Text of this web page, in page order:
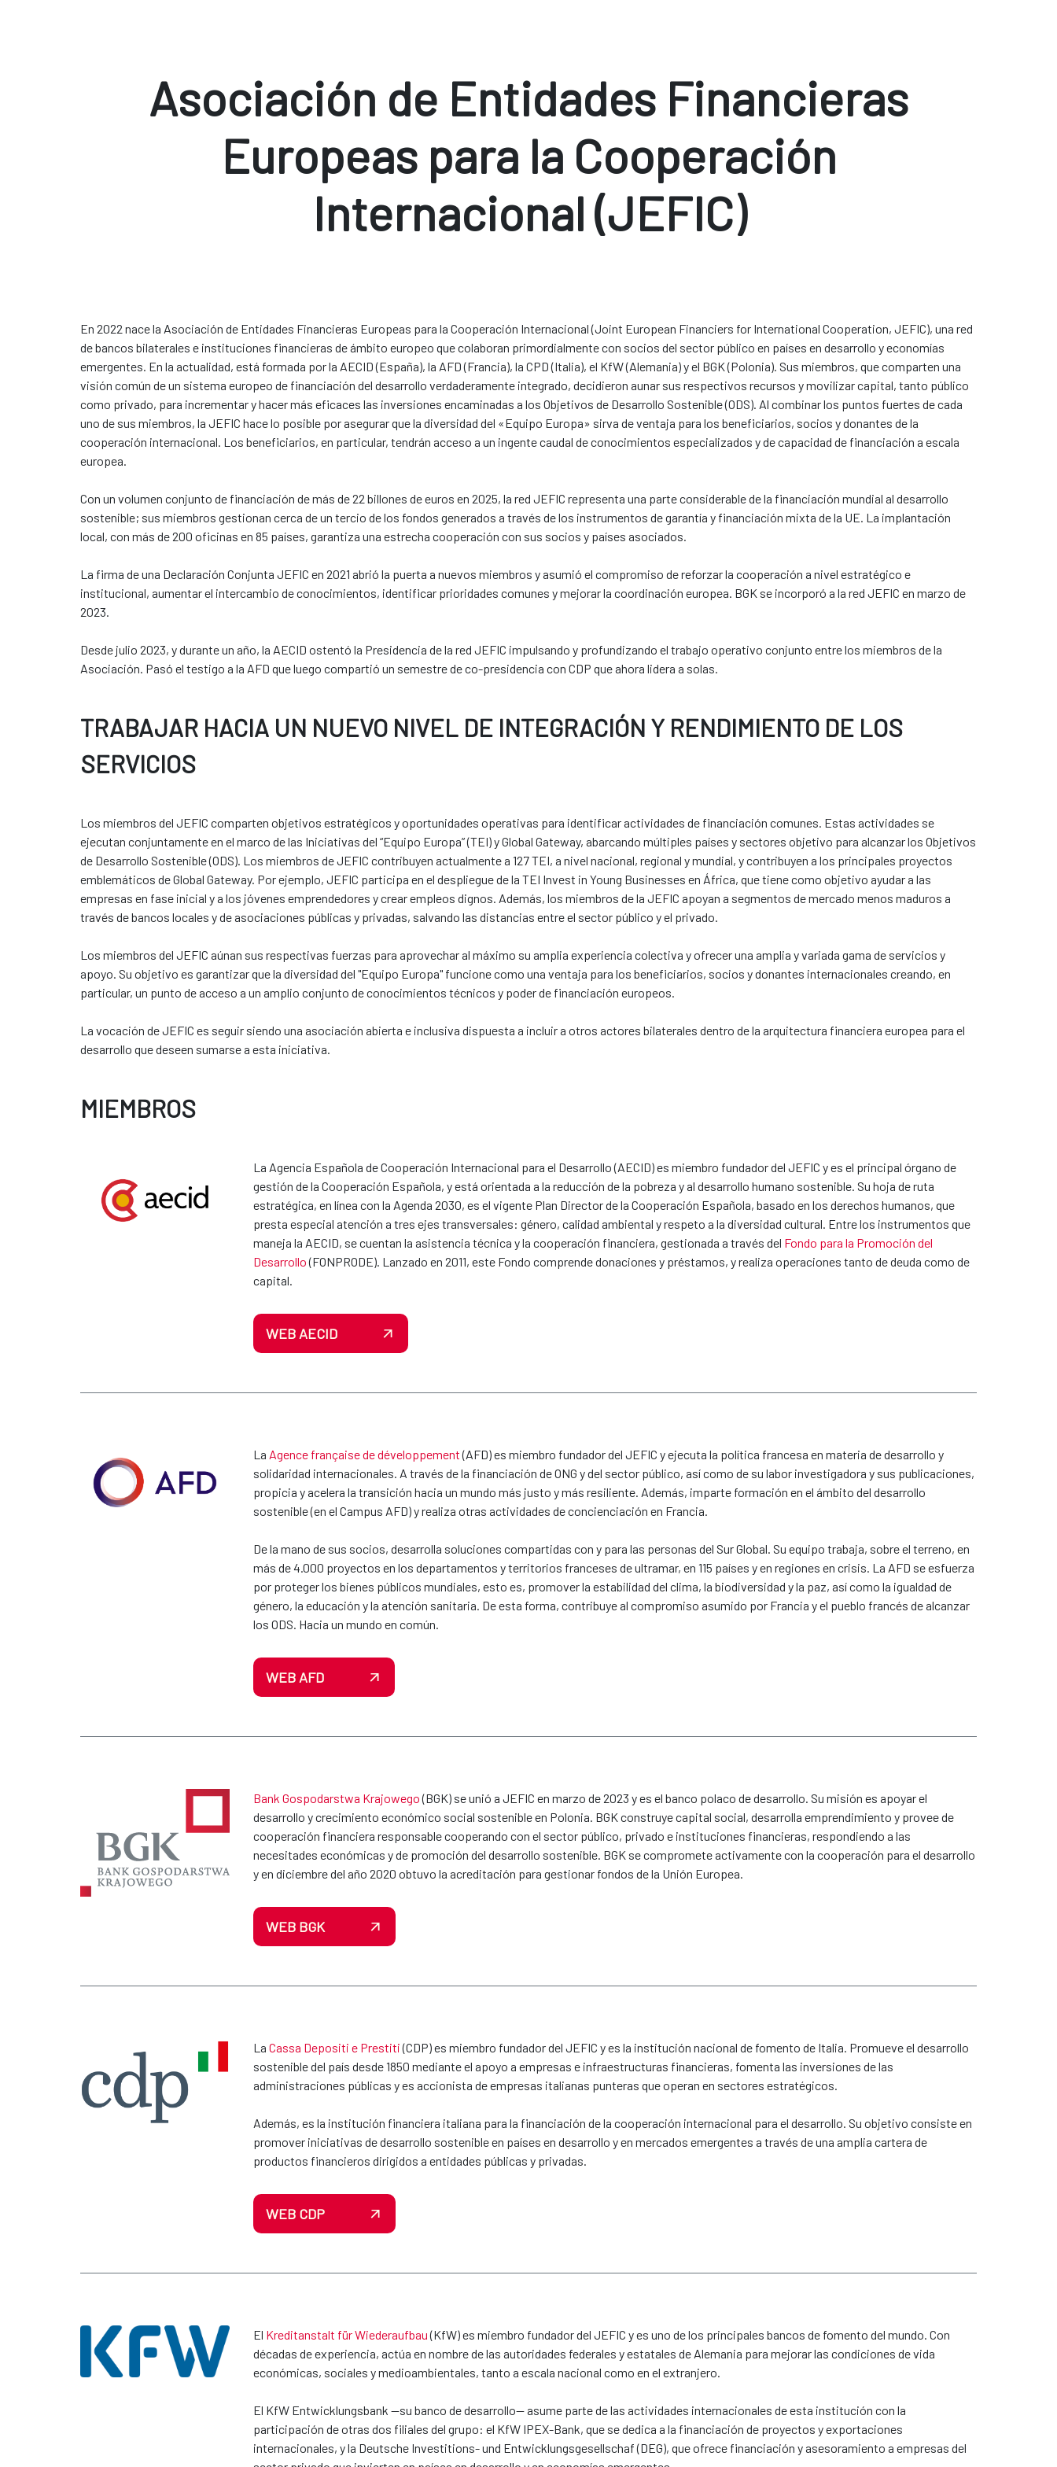
Asociación de Entidades Financieras
Europeas para la Cooperación
Internacional (JEFIC)
En 2022 nace la Asociación de Entidades Financieras Europeas para la Cooperación Internacional (Joint European Financiers for International Cooperation, JEFIC), una red
de bancos bilaterales e instituciones financieras de ámbito europeo que colaboran primordialmente con socios del sector público en países en desarrollo y economías
emergentes. En la actualidad, está formada por la AECID (España), la AFD (Francia), la CPD (Italia), el KfW (Alemania) y el BGK (Polonia). Sus miembros, que comparten una
visión común de un sistema europeo de financiación del desarrollo verdaderamente integrado, decidieron aunar sus respectivos recursos y movilizar capital, tanto público
como privado, para incrementar y hacer más eficaces las inversiones encaminadas a los Objetivos de Desarrollo Sostenible (ODS). Al combinar los puntos fuertes de cada
uno de sus miembros, la JEFIC hace lo posible por asegurar que la diversidad del «Equipo Europa» sirva de ventaja para los beneficiarios, socios y donantes de la
cooperación internacional. Los beneficiarios, en particular, tendrán acceso a un ingente caudal de conocimientos especializados y de capacidad de financiación a escala
europea.
Con un volumen conjunto de financiación de más de 22 billones de euros en 2025, la red JEFIC representa una parte considerable de la financiación mundial al desarrollo
sostenible; sus miembros gestionan cerca de un tercio de los fondos generados a través de los instrumentos de garantía y financiación mixta de la UE. La implantación
local, con más de 200 oficinas en 85 países, garantiza una estrecha cooperación con sus socios y países asociados.
La firma de una Declaración Conjunta JEFIC en 2021 abrió la puerta a nuevos miembros y asumió el compromiso de reforzar la cooperación a nivel estratégico e
institucional, aumentar el intercambio de conocimientos, identificar prioridades comunes y mejorar la coordinación europea. BGK se incorporó a la red JEFIC en marzo de
2023.
Desde julio 2023, y durante un año, la AECID ostentó la Presidencia de la red JEFIC impulsando y profundizando el trabajo operativo conjunto entre los miembros de la
Asociación. Pasó el testigo a la AFD que luego compartió un semestre de co-presidencia con CDP que ahora lidera a solas.
TRABAJAR HACIA UN NUEVO NIVEL DE INTEGRACIÓN Y RENDIMIENTO DE LOS
SERVICIOS
Los miembros del JEFIC comparten objetivos estratégicos y oportunidades operativas para identificar actividades de financiación comunes. Estas actividades se
ejecutan conjuntamente en el marco de las Iniciativas del “Equipo Europa” (TEI) y Global Gateway, abarcando múltiples países y sectores objetivo para alcanzar los Objetivos
de Desarrollo Sostenible (ODS). Los miembros de JEFIC contribuyen actualmente a 127 TEI, a nivel nacional, regional y mundial, y contribuyen a los principales proyectos
emblemáticos de Global Gateway. Por ejemplo, JEFIC participa en el despliegue de la TEI Invest in Young Businesses en África, que tiene como objetivo ayudar a las
empresas en fase inicial y a los jóvenes emprendedores y crear empleos dignos. Además, los miembros de la JEFIC apoyan a segmentos de mercado menos maduros a
través de bancos locales y de asociaciones públicas y privadas, salvando las distancias entre el sector público y el privado.
Los miembros del JEFIC aúnan sus respectivas fuerzas para aprovechar al máximo su amplia experiencia colectiva y ofrecer una amplia y variada gama de servicios y
apoyo. Su objetivo es garantizar que la diversidad del "Equipo Europa" funcione como una ventaja para los beneficiarios, socios y donantes internacionales creando, en
particular, un punto de acceso a un amplio conjunto de conocimientos técnicos y poder de financiación europeos.
La vocación de JEFIC es seguir siendo una asociación abierta e inclusiva dispuesta a incluir a otros actores bilaterales dentro de la arquitectura financiera europea para el
desarrollo que deseen sumarse a esta iniciativa.
MIEMBROS
La Agencia Española de Cooperación Internacional para el Desarrollo (AECID) es miembro fundador del JEFIC y es el principal órgano de
gestión de la Cooperación Española, y está orientada a la reducción de la pobreza y al desarrollo humano sostenible. Su hoja de ruta
estratégica, en línea con la Agenda 2030, es el vigente Plan Director de la Cooperación Española, basado en los derechos humanos, que
presta especial atención a tres ejes transversales: género, calidad ambiental y respeto a la diversidad cultural. Entre los instrumentos que
maneja la AECID, se cuentan la asistencia técnica y la cooperación financiera, gestionada a través del Fondo para la Promoción del
Desarrollo(FONPRODE). Lanzado en 2011, este Fondo comprende donaciones y préstamos, y realiza operaciones tanto de deuda como de
capital.
WEB AECID
La Agence française de développement(AFD) es miembro fundador del JEFIC y ejecuta la política francesa en materia de desarrollo y
solidaridad internacionales. A través de la financiación de ONG y del sector público, así como de su labor investigadora y sus publicaciones,
propicia y acelera la transición hacia un mundo más justo y más resiliente. Además, imparte formación en el ámbito del desarrollo
sostenible (en el Campus AFD) y realiza otras actividades de concienciación en Francia.
De la mano de sus socios, desarrolla soluciones compartidas con y para las personas del Sur Global. Su equipo trabaja, sobre el terreno, en
más de 4.000 proyectos en los departamentos y territorios franceses de ultramar, en 115 países y en regiones en crisis. La AFD se esfuerza
por proteger los bienes públicos mundiales, esto es, promover la estabilidad del clima, la biodiversidad y la paz, así como la igualdad de
género, la educación y la atención sanitaria. De esta forma, contribuye al compromiso asumido por Francia y el pueblo francés de alcanzar
los ODS. Hacia un mundo en común.
WEB AFD
Bank Gospodarstwa Krajowego(BGK) se unió a JEFIC en marzo de 2023 y es el banco polaco de desarrollo. Su misión es apoyar el
desarrollo y crecimiento económico social sostenible en Polonia. BGK construye capital social, desarrolla emprendimiento y provee de
cooperación financiera responsable cooperando con el sector público, privado e instituciones financieras, respondiendo a las
necesitades económicas y de promoción del desarrollo sostenible. BGK se compromete activamente con la cooperación para el desarrollo
y en diciembre del año 2020 obtuvo la acreditación para gestionar fondos de la Unión Europea.
WEB BGK
La Cassa Depositi e Prestiti(CDP) es miembro fundador del JEFIC y es la institución nacional de fomento de Italia. Promueve el desarrollo
sostenible del país desde 1850 mediante el apoyo a empresas e infraestructuras financieras, fomenta las inversiones de las
administraciones públicas y es accionista de empresas italianas punteras que operan en sectores estratégicos.
Además, es la institución financiera italiana para la financiación de la cooperación internacional para el desarrollo. Su objetivo consiste en
promover iniciativas de desarrollo sostenible en países en desarrollo y en mercados emergentes a través de una amplia cartera de
productos financieros dirigidos a entidades públicas y privadas.
WEB CDP
El Kreditanstalt für Wiederaufbau(KfW) es miembro fundador del JEFIC y es uno de los principales bancos de fomento del mundo. Con
décadas de experiencia, actúa en nombre de las autoridades federales y estatales de Alemania para mejorar las condiciones de vida
económicas, sociales y medioambientales, tanto a escala nacional como en el extranjero.
El KfW Entwicklungsbank —su banco de desarrollo— asume parte de las actividades internacionales de esta institución con la
participación de otras dos filiales del grupo: el KfW IPEX-Bank, que se dedica a la financiación de proyectos y exportaciones
internacionales, y la Deutsche Investitions- und Entwicklungsgesellschaf (DEG), que ofrece financiación y asesoramiento a empresas del